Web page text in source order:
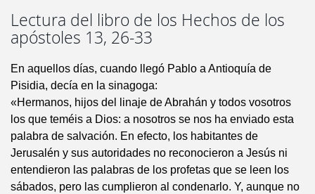
Lectura del libro de los Hechos de los
apóstoles 13, 26-33
En aquellos días, cuando llegó Pablo a Antioquía de
Pisidia, decía en la sinagoga:
«Hermanos, hijos del linaje de Abrahán y todos vosotros
los que teméis a Dios: a nosotros se nos ha enviado esta
palabra de salvación. En efecto, los habitantes de
Jerusalén y sus autoridades no reconocieron a Jesús ni
entendieron las palabras de los profetas que se leen los
sábados, pero las cumplieron al condenarlo. Y, aunque no